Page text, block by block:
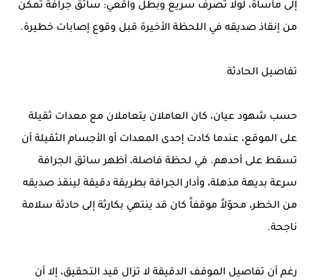
إلى مأساة، لولا تصرف سريع وبطل واقعي: سائق جرافة تمكن
من إنقاذ صديقه في اللحظة الأخيرة قبل وقوع إصابات خطيرة.
تفاصيل الحادثة
حسب شهود عيان، كان العاملان يتعاملان مع معدات ثقيلة
على الموقع، عندما كادت إحدى المعدات أو الأجسام الثقيلة أن
تسقط على أحدهم. في لحظة فاصلة، أظهر سائق الجرافة
سرعة بديهة مذهلة، وأدار الجرافة بطريقة دقيقة لينقذ صديقه
من الخطر، محوّلاً موقفاً كان قد ينتهي بكارثة إلى حادثة سلامة
ناجحة.
رغم أن تفاصيل الموقف الدقيقة لا تزال قيد التحقيق، إلا أن